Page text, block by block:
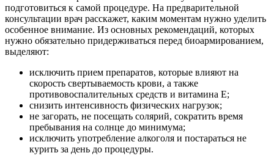
подготовиться к самой процедуре. На предварительной
консультации врач расскажет, каким моментам нужно уделить
особенное внимание. Из основных рекомендаций, которых
нужно обязательно придерживаться перед биоармированием,
выделяют:
исключить прием препаратов, которые влияют на
скорость свертываемость крови, а также
противовоспалительных средств и витамина Е;
снизить интенсивность физических нагрузок;
не загорать, не посещать солярий, сократить время
пребывания на солнце до минимума;
исключить употребление алкоголя и постараться не
курить за день до процедуры.